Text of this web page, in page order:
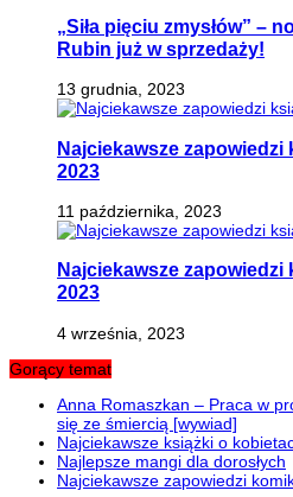
„Siła pięciu zmysłów” –
Rubin już w sprzedaży!
13 grudnia, 2023
Najciekawsze
2023
11 października, 2023
Najciekawsze zapowiedzi
2023
4 września, 2023
Gorący temat
Anna Romaszkan – Praca w
się ze śmiercią [wywiad]
Najciekawsze książki o
Najlepsze mangi dla dorosłych
Najciekawsze zapowiedzi